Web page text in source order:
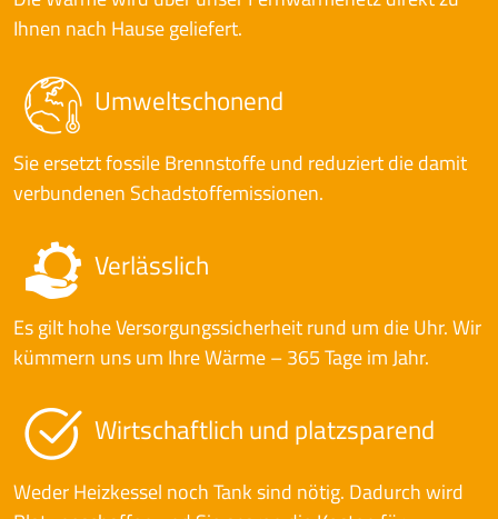
Ihnen nach Hause geliefert.
Umweltschonend
Sie ersetzt fossile Brennstoffe und reduziert die damit
verbundenen Schadstoffemissionen.
Verlässlich
Es gilt hohe Versorgungssicherheit rund um die Uhr. Wir
kümmern uns um Ihre Wärme – 365 Tage im Jahr.
Wirtschaftlich und platzsparend
Weder Heizkessel noch Tank sind nötig. Dadurch wird